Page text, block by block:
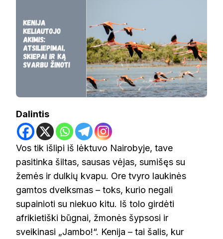
SVARBU
ŽINOTI
Dalintis
Vos tik išlipi iš lėktuvo Nairobyje, tave
pasitinka šiltas, sausas vėjas, sumišęs su
žemės ir dulkių kvapu. Ore tvyro laukinės
gamtos dvelksmas – toks, kurio negali
supainioti su niekuo kitu. Iš tolo girdėti
afrikietiški būgnai, žmonės šypsosi ir
sveikinasi „Jambo!“. Kenija – tai šalis, kur